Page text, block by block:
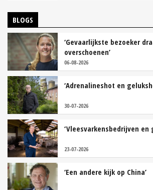
BLOGS
‘Gevaarlijkste bezoeker
overschoenen’
06-08-2026
‘Adrenalineshot en
30-07-2026
‘Vleesvarkensbedrijven en
23-07-2026
‘Een andere kijk op China’